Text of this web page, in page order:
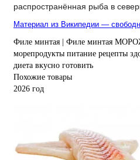
распространённая рыба в
Материал из Википедии —
Филе минтая |
Филе минтая
морепродукты питание рецепты
диета вкусно готовить
Похожие товары
2026 год